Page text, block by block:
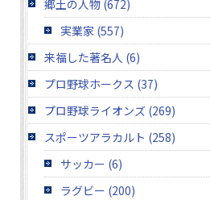
郷土の人物 (672)
実業家 (557)
来福した著名人 (6)
プロ野球ホークス (37)
プロ野球ライオンズ (269)
スポーツアラカルト (258)
サッカー (6)
ラグビー (200)